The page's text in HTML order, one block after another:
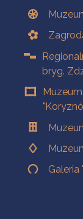
bryg.
Galeria